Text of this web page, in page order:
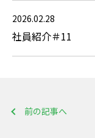
2026.02.28
社員紹介＃11
前の記事へ